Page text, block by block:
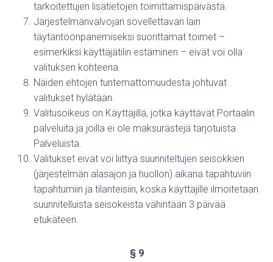
tarkoitettujen lisätietojen toimittamispäivästä.
Järjestelmänvalvojan sovellettavan lain
täytäntöönpanemiseksi suorittamat toimet –
esimerkiksi käyttäjätilin estäminen – eivät voi olla
valituksen kohteena.
Näiden ehtojen tuntemattomuudesta johtuvat
valitukset hylätään.
Valitusoikeus on Käyttäjillä, jotka käyttävät Portaalin
palveluita ja joilla ei ole maksurästejä tarjotuista
Palveluista.
Valitukset eivät voi liittyä suunniteltujen seisokkien
(järjestelmän alasajon ja huollon) aikana tapahtuviin
tapahtumiin ja tilanteisiin, koska käyttäjille ilmoitetaan
suunnitelluista seisokeista vähintään 3 päivää
etukäteen.
§ 9